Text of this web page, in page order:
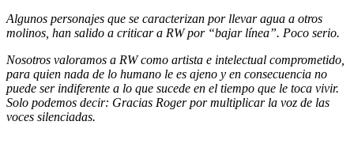
Algunos personajes que se caracterizan por llevar agua a otros
molinos, han salido a criticar a RW por “bajar línea”. Poco serio.
Nosotros valoramos a RW como artista e intelectual comprometido,
para quien nada de lo humano le es ajeno y en consecuencia no
puede ser indiferente a lo que sucede en el tiempo que le toca vivir.
Solo podemos decir: Gracias Roger por multiplicar la voz de las
voces silenciadas.